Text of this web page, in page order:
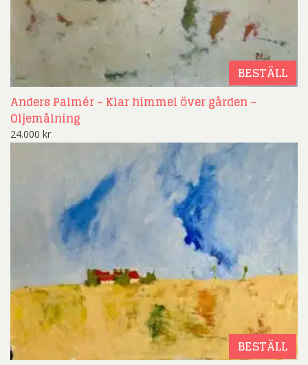
BESTÄLL
Anders Palmér – Klar himmel över gården –
Oljemålning
24.000 kr
BESTÄLL